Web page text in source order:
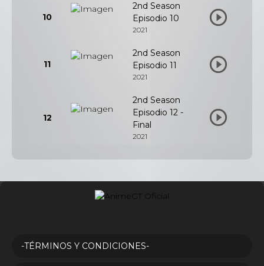
10
2nd Season
Episodio 10
2021
11
2nd Season
Episodio 11
2021
12
2nd Season
Episodio 12 -
Final
2021
-TÉRMINOS Y CONDICIONES-